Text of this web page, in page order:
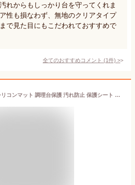
れからもしっかり台を守ってくれま
性も損なわず、無地のクリアタイプ
で見た目にもこだわれておすすめで
全てのおすすめコメント (1件) >
電子レンジマット シリコンマット 調理台保護 汚れ防止 保護シート 下敷き 保護マット 25*35cm 滑り止め 電子レンジシート 耐熱250℃ キッチン用品 食洗機対応 洗える 送料無料